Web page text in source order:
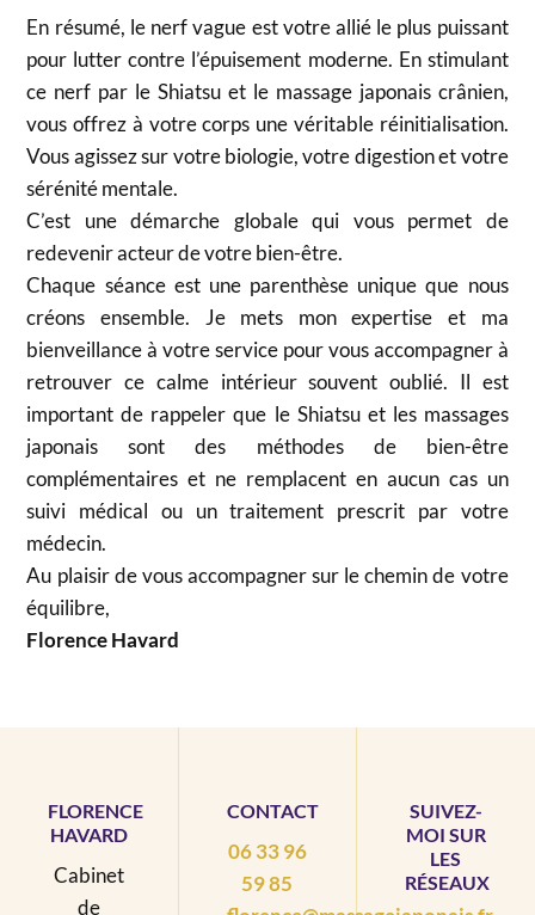
En résumé, le nerf vague est votre allié le plus puissant
pour lutter contre l’épuisement moderne. En stimulant
ce nerf par le Shiatsu et le massage japonais crânien,
vous offrez à votre corps une véritable réinitialisation.
Vous agissez sur votre biologie, votre digestion et votre
sérénité mentale.
C’est une démarche globale qui vous permet de
redevenir acteur de votre bien-être.
Chaque séance est une parenthèse unique que nous
créons ensemble. Je mets mon expertise et ma
bienveillance à votre service pour vous accompagner à
retrouver ce calme intérieur souvent oublié. Il est
important de rappeler que le Shiatsu et les massages
japonais sont des méthodes de bien-être
complémentaires et ne remplacent en aucun cas un
suivi médical ou un traitement prescrit par votre
médecin.
Au plaisir de vous accompagner sur le chemin de votre
équilibre,
Florence Havard
FLORENCE
HAVARD
Cabinet
de
CONTACT
06 33 96
59 85
SUIVEZ-
MOI SUR
LES
RÉSEAUX